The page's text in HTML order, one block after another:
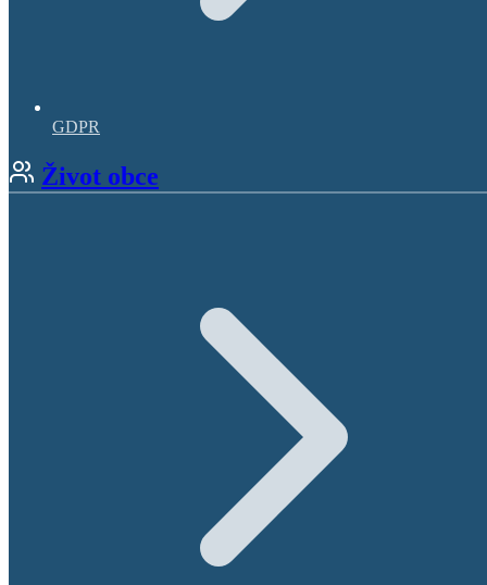
GDPR
Život obce